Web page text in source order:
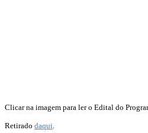
Clicar na imagem para ler o Edital do
Retirado daqui.